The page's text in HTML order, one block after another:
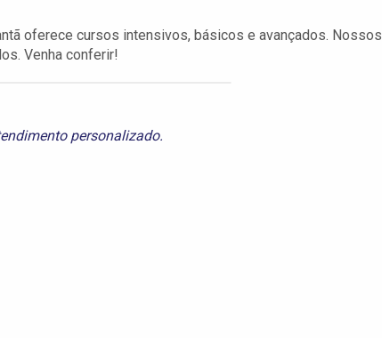
oferece cursos intensivos, básicos e avançados. Nossos
Venha conferir!
personalizado.